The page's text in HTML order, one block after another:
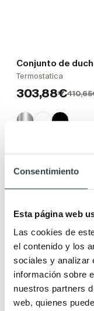
Consentimiento
Esta página web
Las cookies de
el contenido y los
sociales y analizar
información sobre
nuestros partners
web, quienes
Conjunto de
Termostatica
303,88€